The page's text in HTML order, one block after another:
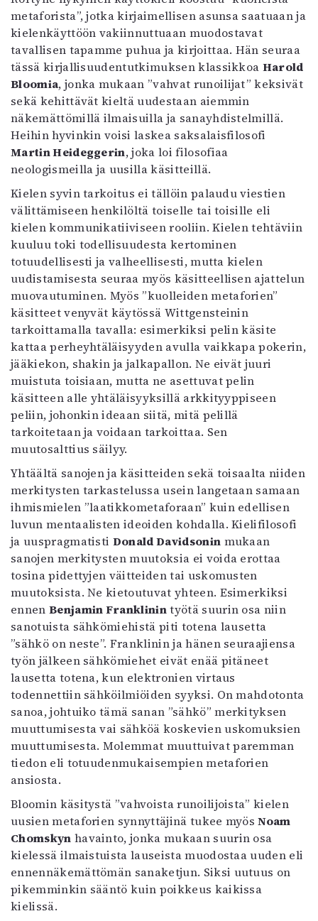
metaforista”, jotka kirjaimellisen asunsa saatuaan ja
kielenkäyttöön vakiinnuttuaan muodostavat
tavallisen tapamme puhua ja kirjoittaa. Hän seuraa
tässä kirjallisuudentutkimuksen klassikkoa Harold
Bloomia, jonka mukaan ”vahvat runoilijat” keksivät
sekä kehittävät kieltä uudestaan aiemmin
näkemättömillä ilmaisuilla ja sanayhdistelmillä.
Heihin hyvinkin voisi laskea saksalaisfilosofi
Martin Heideggerin, joka loi filosofiaa
neologismeilla ja uusilla käsitteillä.
Kielen syvin tarkoitus ei tällöin palaudu viestien
välittämiseen henkilöltä toiselle tai toisille eli
kielen kommunikatiiviseen rooliin. Kielen tehtäviin
kuuluu toki todellisuudesta kertominen
totuudellisesti ja valheellisesti, mutta kielen
uudistamisesta seuraa myös käsitteellisen ajattelun
muovautuminen. Myös ”kuolleiden metaforien”
käsitteet venyvät käytössä Wittgensteinin
tarkoittamalla tavalla: esimerkiksi pelin käsite
kattaa perheyhtäläisyyden avulla vaikkapa pokerin,
jääkiekon, shakin ja jalkapallon. Ne eivät juuri
muistuta toisiaan, mutta ne asettuvat pelin
käsitteen alle yhtäläisyyksillä arkkityyppiseen
peliin, johonkin ideaan siitä, mitä pelillä
tarkoitetaan ja voidaan tarkoittaa. Sen
muutosalttius säilyy.
Yhtäältä sanojen ja käsitteiden sekä toisaalta niiden
merkitysten tarkastelussa usein langetaan samaan
ihmismielen ”laatikkometaforaan” kuin edellisen
luvun mentaalisten ideoiden kohdalla. Kielifilosofi
ja uuspragmatisti Donald Davidsonin mukaan
sanojen merkitysten muutoksia ei voida erottaa
tosina pidettyjen väitteiden tai uskomusten
muutoksista. Ne kietoutuvat yhteen. Esimerkiksi
ennen Benjamin Franklinintyötä suurin osa niin
sanotuista sähkömiehistä piti totena lausetta
”sähkö on neste”. Franklinin ja hänen seuraajiensa
työn jälkeen sähkömiehet eivät enää pitäneet
lausetta totena, kun elektronien virtaus
todennettiin sähköilmiöiden syyksi. On mahdotonta
sanoa, johtuiko tämä sanan ”sähkö” merkityksen
muuttumisesta vai sähköä koskevien uskomuksien
muuttumisesta. Molemmat muuttuivat paremman
tiedon eli totuudenmukaisempien metaforien
ansiosta.
Bloomin käsitystä ”vahvoista runoilijoista” kielen
uusien metaforien synnyttäjinä tukee myösNoam
Chomskyn havainto, jonka mukaan suurin osa
kielessä ilmaistuista lauseista muodostaa uuden eli
ennennäkemättömän sanaketjun. Siksi uutuus on
pikemminkin sääntö kuin poikkeus kaikissa
kielissä.